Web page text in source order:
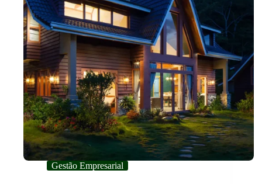
Gestão Empresarial